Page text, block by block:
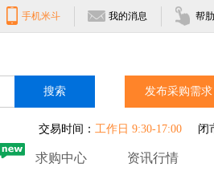
手机米斗 我的消息 帮
搜索 发布采购需求
闭
交易时间： 工作日 9:30-17:00
求购中心 资讯行情